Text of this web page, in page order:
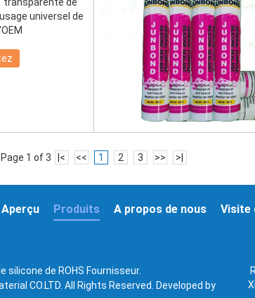
universel de
Page 1 of 3 |< << 1 2 3 >> >|
Visite
A propos de nous
Produits
Aperçu
silicone de ROHS Fournisseur.
CO.LTD. All Rights Reserved. Developed by